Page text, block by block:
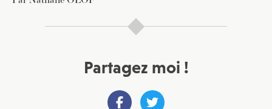
Partagez moi !
Pour recevoir toutes les deux semaines notre lettre